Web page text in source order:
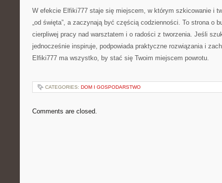
W efekcie Elfiki777 staje się miejscem, w którym szkicowanie i
„od święta”, a zaczynają być częścią codzienności. To strona o
cierpliwej pracy nad warsztatem i o radości z tworzenia. Jeśli
jednocześnie inspiruje, podpowiada praktyczne rozwiązania i
Elfiki777 ma wszystko, by stać się Twoim miejscem powrotu.
CATEGORIES: DOM I GOSPODARSTWO
Comments are closed.